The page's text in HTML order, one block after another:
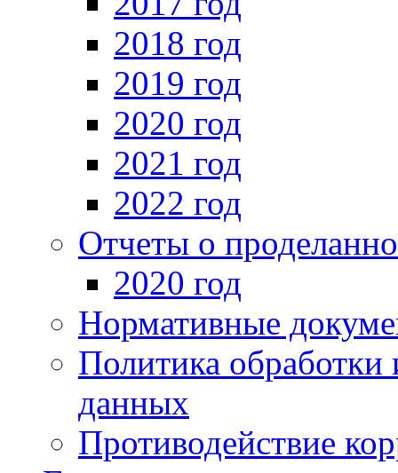
2018 год
2019 год
2020 год
2021 год
2022 год
Отчеты о
2020 год
Нормативные
Политика
данных
Противодействие